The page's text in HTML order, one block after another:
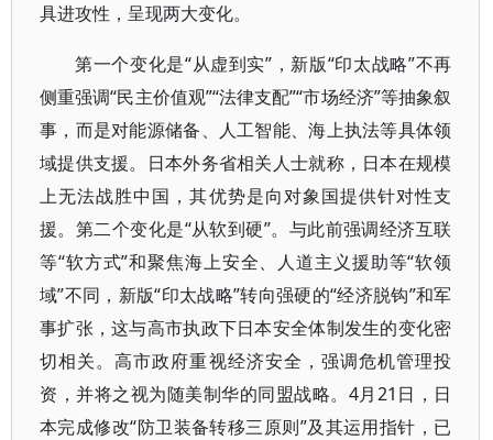
具进攻性，呈现两大变化。
第一个变化是“从虚到实”，新版“印太战略”不再
侧重强调“民主价值观”“法律支配”“市场经济”等抽象叙
事，而是对能源储备、人工智能、海上执法等具体领
域提供支援。日本外务省相关人士就称，日本在规模
上无法战胜中国，其优势是向对象国提供针对性支
援。第二个变化是“从软到硬”。与此前强调经济互联
等“软方式”和聚焦海上安全、人道主义援助等“软领
域”不同，新版“印太战略”转向强硬的“经济脱钩”和军
事扩张，这与高市执政下日本安全体制发生的变化密
切相关。高市政府重视经济安全，强调危机管理投
资，并将之视为随美制华的同盟战略。4月21日，日
本完成修改“防卫装备转移三原则”及其运用指针，已